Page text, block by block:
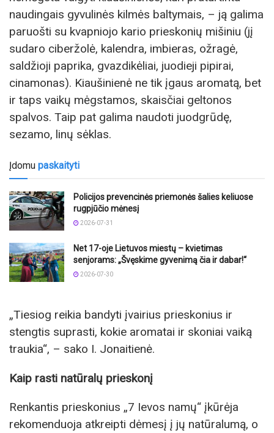
naudingais gyvulinės kilmės baltymais, – ją galima
paruošti su kvapniojo kario prieskonių mišiniu (jį
sudaro ciberžolė, kalendra, imbieras, ožragė,
saldžioji paprika, gvazdikėliai, juodieji pipirai,
cinamonas). Kiaušinienė ne tik įgaus aromatą, bet
ir taps vaikų mėgstamos, skaisčiai geltonos
spalvos. Taip pat galima naudoti juodgrūdę,
sezamo, linų sėklas.
Įdomu paskaityti
Policijos prevencinės priemonės šalies keliuose
rugpjūčio mėnesį
2026-07-31
Net 17-oje Lietuvos miestų – kvietimas
senjorams: „Švęskime gyvenimą čia ir dabar!“
2026-07-30
„Tiesiog reikia bandyti įvairius prieskonius ir
stengtis suprasti, kokie aromatai ir skoniai vaiką
traukia“, – sako I. Jonaitienė.
Kaip rasti natūralų prieskonį
Renkantis prieskonius „7 Ievos namų“ įkūrėja
rekomenduoja atkreipti dėmesį į jų natūralumą, o